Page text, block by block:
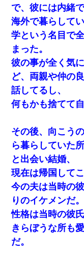
で、彼には内緒
海外で暮らして
学という名目で
まった。
彼の事が全く気
ど、両親や仲の
話してるし、
何もかも捨てて
その後、向こう
ら暮らしていた
と出会い結婚、
現在は帰国して
今の夫は当時の
りのイケメンだ。
性格は当時の彼
きらぼうな所も
だ。